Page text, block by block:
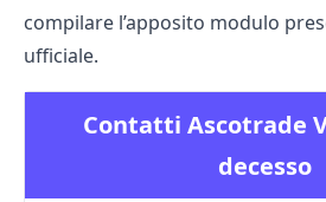
compilare l’apposito modulo
ufficiale.
Contatti Ascotrade
decesso